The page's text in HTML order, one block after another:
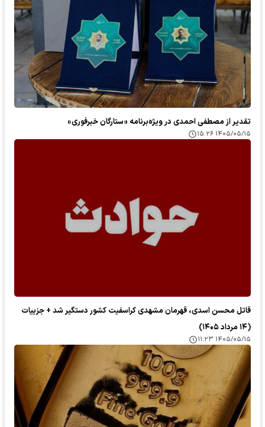
تقدیر از مصطفی احمدی در ویژه‌برنامه «ستارگان خبرفوری»
۱۴۰۵/۰۵/۱۵ ۱۵:۲۶
قاتل محسن اسدی، قهرمان مشهدی کراسفیت کشور دستگیر شد + جزییات
(۱۴ مرداد ۱۴۰۵)
۱۴۰۵/۰۵/۱۵ ۱۱:۲۳